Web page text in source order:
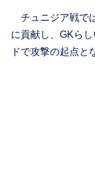
チュニジア戦で
に貢献し、GKら
ドで攻撃の起点と